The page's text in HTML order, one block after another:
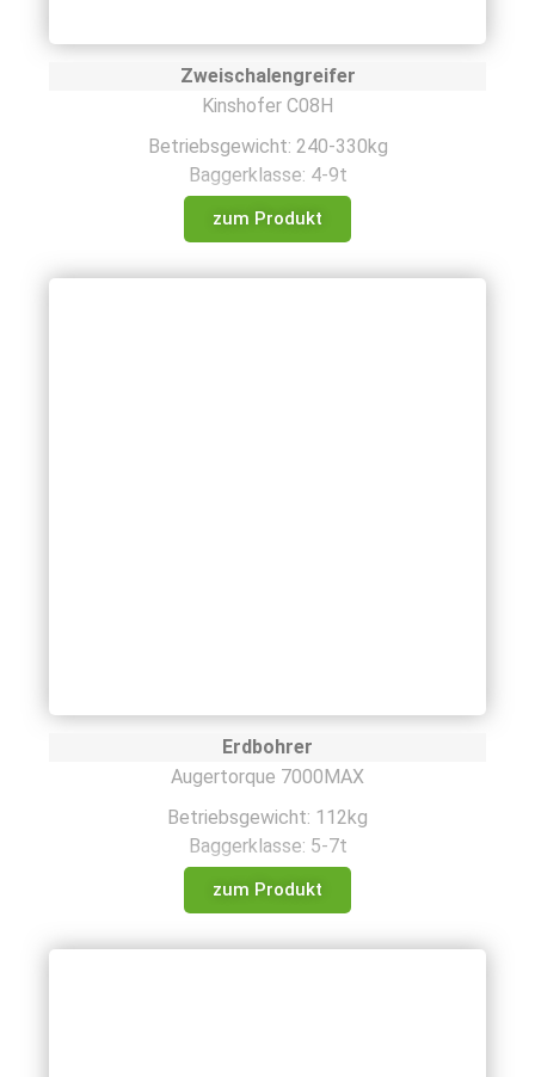
Zweischalengreifer
Kinshofer C08H
Betriebsgewicht: 240-330kg
Baggerklasse: 4-9t
zum Produkt
Erdbohrer
Augertorque 7000MAX
Betriebsgewicht: 112kg
Baggerklasse: 5-7t
zum Produkt